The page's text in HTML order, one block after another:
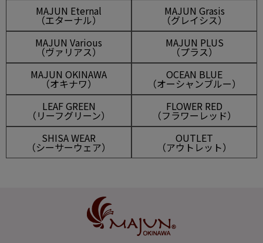
MAJUN Eternal
（エターナル）
MAJUN Grasis
（グレイシス）
MAJUN Various
（ヴァリアス）
MAJUN PLUS
（プラス）
MAJUN OKINAWA
（オキナワ）
OCEAN BLUE
（オーシャンブルー）
LEAF GREEN
（リーフグリーン）
FLOWER RED
（フラワーレッド）
SHISA WEAR
（シーサーウェア）
OUTLET
（アウトレット）